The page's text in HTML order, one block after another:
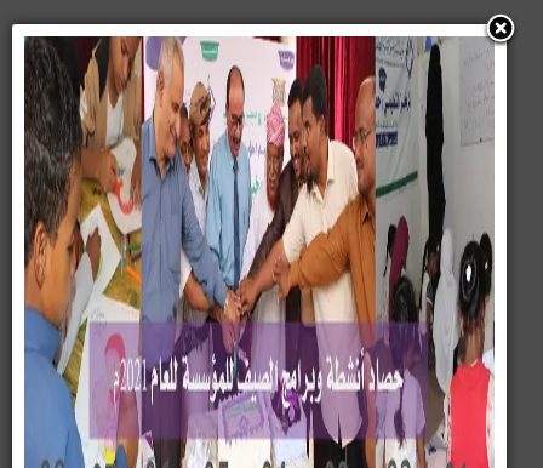
قطاع التنمية الأسرية
تنفيذ دورة المقبلين على الزواج
بتريم
تنفيذ دورة المقبلين على الزواج بتريم